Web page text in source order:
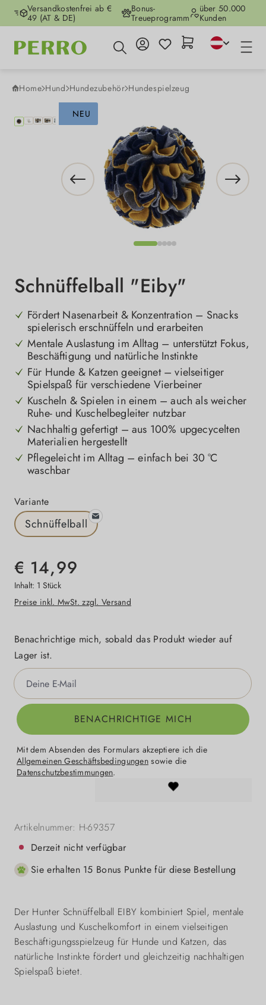
Zum Hauptinhalt springen
Versandkostenfrei ab €
49 (AT & DE)
Bonus-
Treueprogramm
über 50.000
Kunden
Home Hund Hundezubehör Hundespielzeug
Bildergalerie überspringen
NEU
Schnüffelball "Eiby"
Fördert Nasenarbeit & Konzentration – Snacks
spielerisch erschnüffeln und erarbeiten
Mentale Auslastung im Alltag – unterstützt Fokus,
Beschäftigung und natürliche Instinkte
Für Hunde & Katzen geeignet – vielseitiger
Spielspaß für verschiedene Vierbeiner
Kuscheln & Spielen in einem – auch als weicher
Ruhe- und Kuschelbegleiter nutzbar
Nachhaltig gefertigt – aus 100% upgecycelten
Materialien hergestellt
Pflegeleicht im Alltag – einfach bei 30 °C
waschbar
Variante
Schnüffelball
€ 14,99
Inhalt: 1 Stück
Preise inkl. MwSt. zzgl. Versand
Benachrichtige mich, sobald das Produkt wieder auf
Lager ist.
Deine E-Mail
BENACHRICHTIGE MICH
Mit dem Absenden des Formulars akzeptiere ich die
Allgemeinen Geschäftsbedingungensowie die
Datenschutzbestimmungen.
Artikelnummer: H-69357
Derzeit nicht verfügbar
Sie erhalten 15 Bonus Punkte für diese Bestellung
Der Hunter Schnüffelball EIBY kombiniert Spiel, mentale
Auslastung und Kuschelkomfort in einem vielseitigen
Beschäftigungsspielzeug für Hunde und Katzen, das
natürliche Instinkte fördert und gleichzeitig nachhaltigen
Spielspaß bietet.